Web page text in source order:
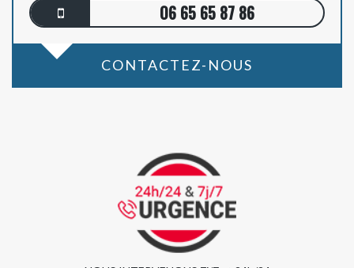
06 65 65 87 86
CONTACTEZ-NOUS